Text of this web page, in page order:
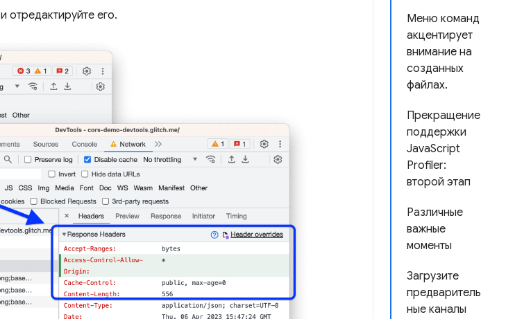
Меню команд
акцентирует
внимание на
созданных
файлах.
Прекращение
поддержки
JavaScript
Profiler:
второй этап
Различные
важные
моменты
Загрузите
предваритель
ные каналы
и отредактируйте его.